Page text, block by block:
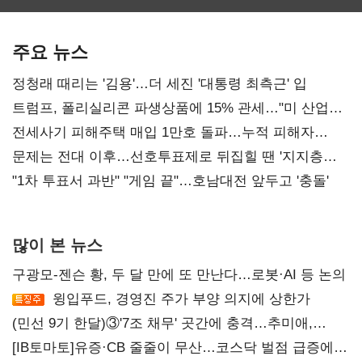
주요 뉴스
정청래 때리는 '김용'…더 세진 '대통령 최측근' 입
트럼프, 폴리실리콘 파생상품에 15% 관세…"미 산업
재건"
전세사기 피해주택 매입 1만호 돌파…누적 피해자
4만278명
문제는 전대 이후…선호투표제로 뒤집힐 땐 '지지층
불복'
"1차 투표서 과반" "게임 끝"…호남대전 앞두고 '충돌'
많이 본 뉴스
구광모-젠슨 황, 두 달 만에 또 만난다…로봇·AI 등 논의
윙입푸드, 경영진 주가 부양 의지에 상한가
(민선 9기 한달)③'7조 채무' 곳간에 충격…추미애,
20년만에 '비상재정' 선언 승부수
[IB토마토]유증·CB 줄줄이 무산…코스닥 벌점 급증에